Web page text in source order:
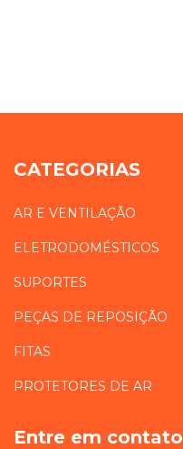
CATEGORIAS
AR E VENTILAÇÃO
ELETRODOMÉSTICOS
SUPORTES
PEÇAS DE REPOSIÇÃO
FITAS
PROTETORES DE AR
Entre em contato